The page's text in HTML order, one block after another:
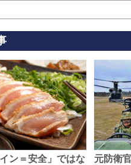
イン＝安全」ではな
元防衛